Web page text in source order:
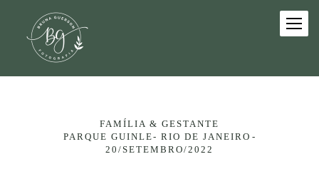
FAMÍLIA & GESTANTE
PARQUE GUINLE- RIO DE JANEIRO
20/SETEMBRO/2022